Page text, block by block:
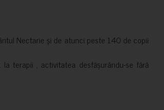
Nectarie și de atunci peste 140 de copii
terapii , activitatea desfășurându-se fără